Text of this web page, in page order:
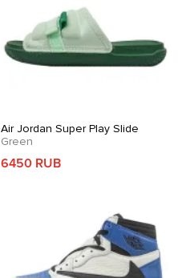
Air Jordan Super Play Slide
Green
6450 RUB